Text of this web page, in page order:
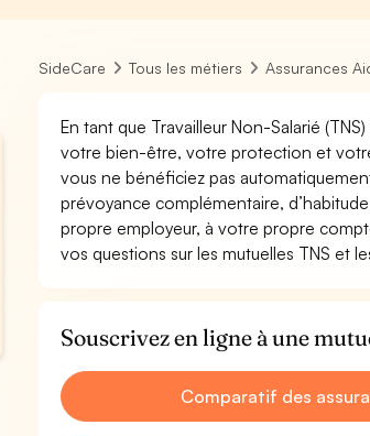
SideCare Tous les métiers Assurances
En tant que Travailleur Non-Salarié
votre bien-être, votre protection et
vous ne bénéficiez pas
prévoyance complémentaire,
propre employeur, à votre propre
vos questions sur les mutuelles TNS et
Souscrivez en ligne à une
Comparatif des